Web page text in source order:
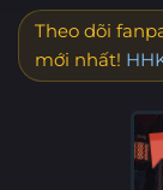
Theo dõi
mới nhất!